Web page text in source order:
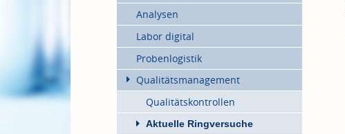
Analysen
Labor digital
Probenlogistik
Qualitätsmanagement
Qualitätskontrollen
Aktuelle Ringversuche